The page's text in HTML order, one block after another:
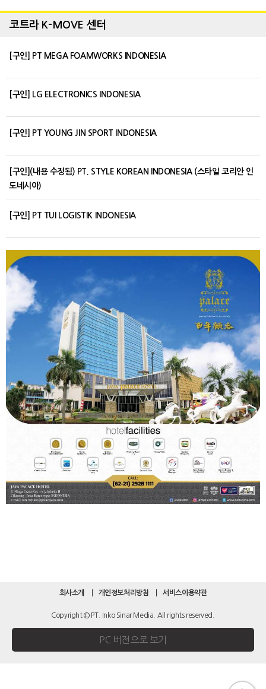
코트라 K-MOVE 센터
[구인] PT MEGA FOAMWORKS INDONESIA
[구인] LG ELECTRONICS INDONESIA
[구인] PT YOUNG JIN SPORT INDONESIA
[구인](내용 수정됨) PT. STYLE KOREAN INDONESIA (스타일 코리안 인
도네시아)
[구인] PT TUI LOGISTIK INDONESIA
회사소개 개인정보처리방침 서비스이용약관
Copyright © PT. Inko Sinar Media. All rights reserved.
PC 버전으로 보기